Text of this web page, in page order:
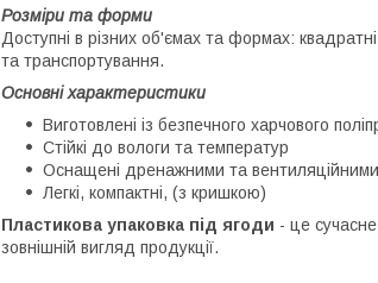
Розміри та форми
Доступні в різних об'ємах та формах:
та транспортування.
Основні характеристики
Виготовлені із безпечного харчового
Стійкі до вологи та температур
Оснащені дренажними та
Легкі, компактні, (з кришкою)
Пластикова упаковка під ягоди - це
зовнішній вигляд продукції.